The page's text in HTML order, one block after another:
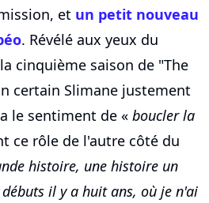
et un petit nouveau
. Révélé aux yeux du
cinquième saison de "The
certain Slimane justement
le sentiment de « boucler la
ce rôle de l'autre côté du
histoire, une histoire un
il y a huit ans, où je n'ai